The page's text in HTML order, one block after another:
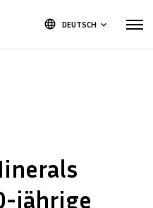
language DEUTSCH keyboard_arrow_down
jährige